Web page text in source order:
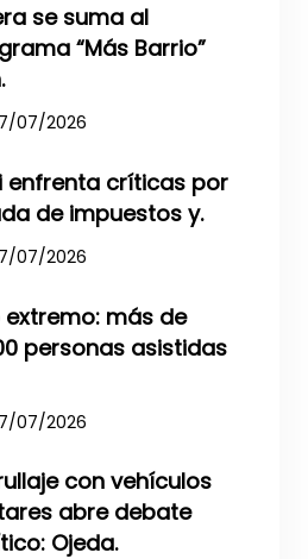
se suma al
“Más Barrio”
07/2026
enfrenta críticas por
de impuestos y.
07/2026
extremo: más de
personas asistidas
07/2026
con vehículos
abre debate
Ojeda.